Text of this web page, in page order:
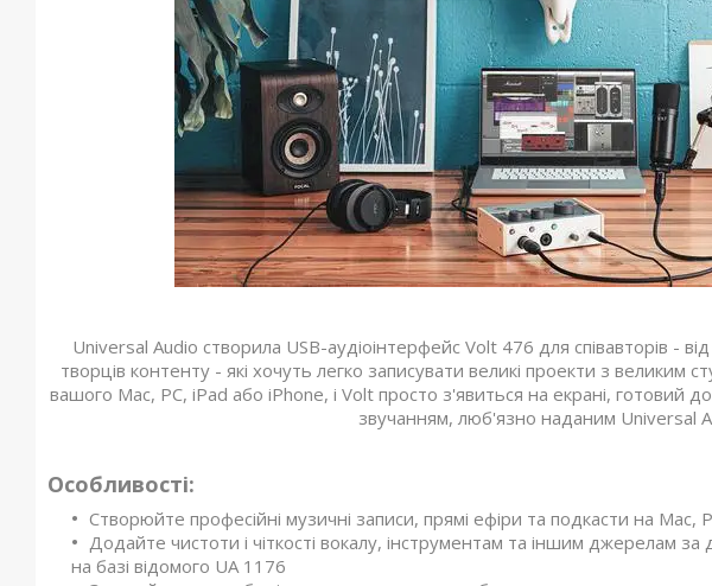
Universal Audio створила USB-аудіоінтерфейс Volt 476 для співавторів - від
творців контенту - які хочуть легко записувати великі проекти з великим
вашого Mac, PC, iPad або iPhone, і Volt просто з'явиться на екрані, готовий
звучанням, люб'язно наданим Universal
Особливості:
Створюйте професійні музичні записи, прямі ефіри та подкасти на Mac,
Додайте чистоти і чіткості вокалу, інструментам та іншим джерелам
на базі відомого UA 1176